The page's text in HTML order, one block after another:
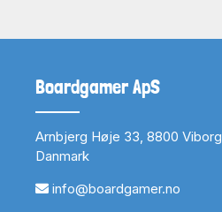
Boardgamer ApS
Arnbjerg Høje 33, 8800 Viborg
Danmark
info@boardgamer.no